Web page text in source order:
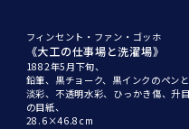
フィンセント・ファン・ゴッホ
《大工の仕事場と洗濯場》
1882年5月下旬、
鉛筆、黒チョーク、黒インクのペン
淡彩、不透明水彩、ひっかき傷、升
の目紙、
28.6×46.8cm